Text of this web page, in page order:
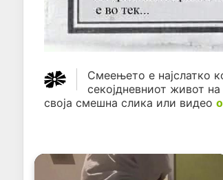
Смеењето е најслатко
секојдневниот живот
своја смешна слика или видео